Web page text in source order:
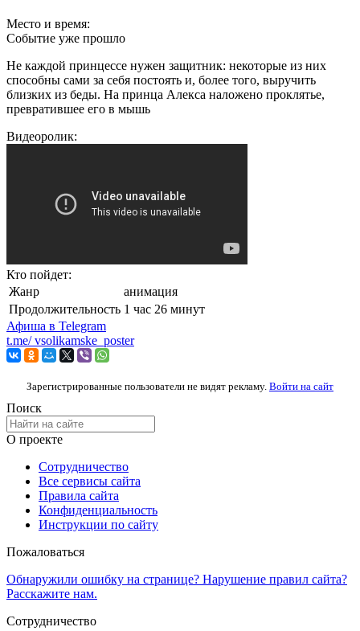
Место и время:
Событие уже прошло
Не каждой принцессе нужен защитник: некоторые из них
способны сами за себя постоять и, более того, выручить
близких из беды. На принца Алекса наложено проклятье,
превратившее его в мышь
Видеоролик:
Кто пойдет:
Жанр
анимация
Продолжительность 1 час 26 минут
Афиша в Telegram
t.me/vsolikamske_poster
Зарегистрированные пользователи не видят рекламу. Войти на сайт
Поиск
О проекте
Сотрудничество
Все сервисы сайта
Правила сайта
Конфиденциальность
Инструкции по сайту
Пожаловаться
Обнаружили ошибку на странице? Нарушение правил сайта?
Расскажите нам.
Сотрудничество